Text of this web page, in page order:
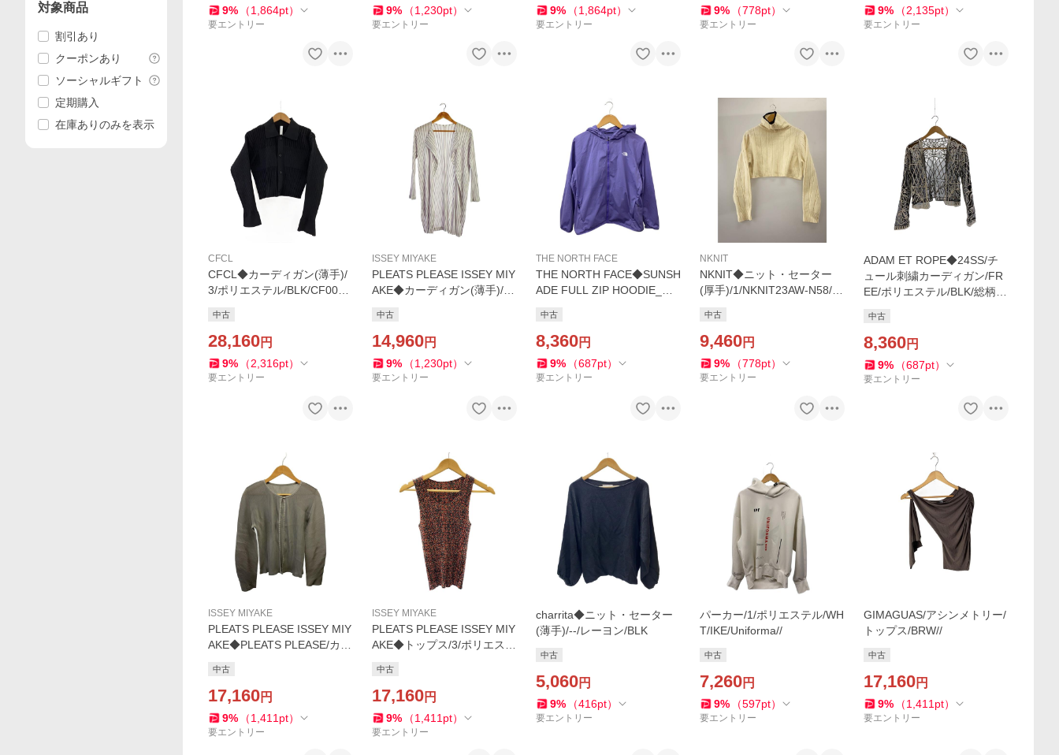
9% （1,864pt）
要エントリー
9% （1,230pt）
要エントリー
9% （1,864pt）
要エントリー
9% （778pt）
要エントリー
9% （2,135pt）
要エントリー
CFCL
CFCL◆カーディガン(薄手)/
3/ポリエステル/BLK/CF006K
中古
28,160円
9% （2,316pt）
要エントリー
ISSEY MIYAKE
PLEATS PLEASE ISSEY MIY
AKE◆カーディガン(薄手)/3/
プ/PP71-JA773
中古
14,960円
9% （1,230pt）
要エントリー
THE NORTH FACE
THE NORTH FACE◆SUNSH
ADE FULL ZIP HOODIE_サ
ィ/XL/ポリエステル/PUP///
中古
8,360円
9% （687pt）
要エントリー
NKNIT
NKNIT◆ニット・セーター
(厚手)/1/NKNIT23AW-N58/毛
中古
9,460円
9% （778pt）
要エントリー
ADAM ET ROPE◆24SS/チ
ュール刺繍カーディガン/FR
EE/ポリエステル/BLK/総柄/G
中古
8,360円
9% （687pt）
要エントリー
ISSEY MIYAKE
PLEATS PLEASE ISSEY MIY
AKE◆PLEATS PLEASE/カー
ル/グレー/無地/PP23-F//
中古
17,160円
9% （1,411 pt）
要エントリー
ISSEY MIYAKE
PLEATS PLEASE ISSEY MIY
AKE◆トップス/3/ポリエステ
中古
17,160円
9% （1,411 pt）
要エントリー
charrita◆ニット・セーター
(薄手)/--/レーヨン/BLK
中古
5,060円
9% （416pt）
要エントリー
パーカー/1/ポリエステル/WH
T/IKE/Uniforma//
中古
7,260円
9% （597pt）
要エントリー
GIMAGUAS/アシンメトリー/
トップス/BRW//
中古
17,160円
9% （1,411 pt）
要エントリー
対象商品
割引あり
クーポンあり
ソーシャルギフト
定期購入
在庫ありのみを表示